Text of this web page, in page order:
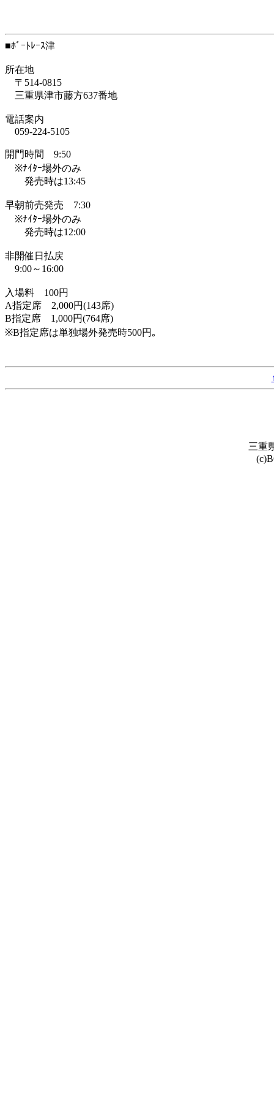
■ﾎﾞｰﾄﾚｰｽ津
所在地
〒514-0815
三重県津市藤方637番地
電話案内
059-224-5105
開門時間 9:50
※ﾅｲﾀｰ場外のみ
発売時は13:45
早朝前売発売 7:30
※ﾅｲﾀｰ場外のみ
発売時は12:00
非開催日払戻
9:00～16:00
入場料 100円
A指定席 2,000円(143席)
B指定席 1,000円(764席)
※B指定席は単独場外発売時500円｡
三重